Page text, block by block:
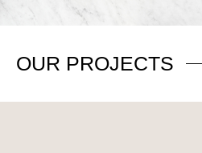
OUR PROJECTS